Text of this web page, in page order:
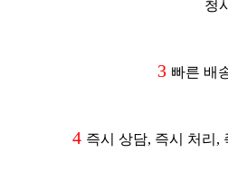
청시
3 빠른 배
4 즉시 상담, 즉시 처리,